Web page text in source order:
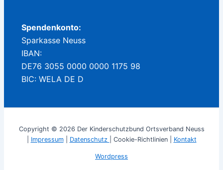
Spendenkonto:
Sparkasse Neuss
IBAN:
DE76 3055 0000 0000 1175 98
BIC: WELA DE D
Copyright © 2026 Der Kinderschutzbund Ortsverband Neuss
Impressum| Datenschutz | Cookie-Richtlinien | Kontakt
Wordpress